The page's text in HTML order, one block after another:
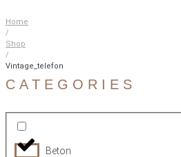
Home
/
Shop
/
Vintage_telefon
CATEGORIES
Beton